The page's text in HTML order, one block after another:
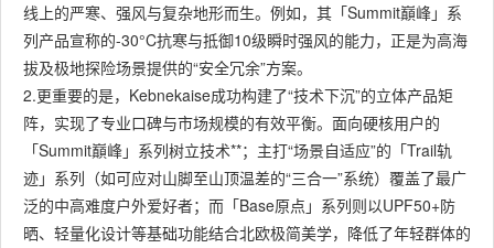
线上的严寒、强风与复杂地形而生。例如，其「Summit巔峰」系
列产品宣称的-30°C抗寒与抵御10级瞬时强风的能力，正是为高海
拔及极地探险场景提供的“安全冗余”方案。
2.更重要的是，Kebnekaise成功构建了“技术下沉”的立体产品矩
阵，实现了专业口碑与市场规模的有效平衡。面向硬核用户的
「Summit巔峰」系列树立技术**；主打“场景自适应”的「Trail轨
迹」系列（如可应对山脚至山顶温差的“三合一”系统）覆盖了最广
泛的中高难度户外爱好者；而「Base原点」系列则以UPF50+防
晒、轻量化设计等基础功能结合北欧极简美学，降低了年轻群体的